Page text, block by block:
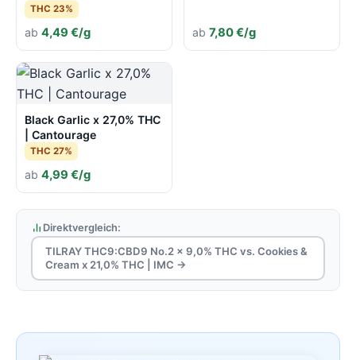
THC 23%
ab 4,49 €/g ab 7,80 €/g
Black Garlic x 27,0% THC
| Cantourage
THC 27%
ab 4,99 €/g
Direktvergleich:
TILRAY THC9:CBD9 No.2 x 9,0% THC vs. Cookies &
Cream x 21,0% THC | IMC →